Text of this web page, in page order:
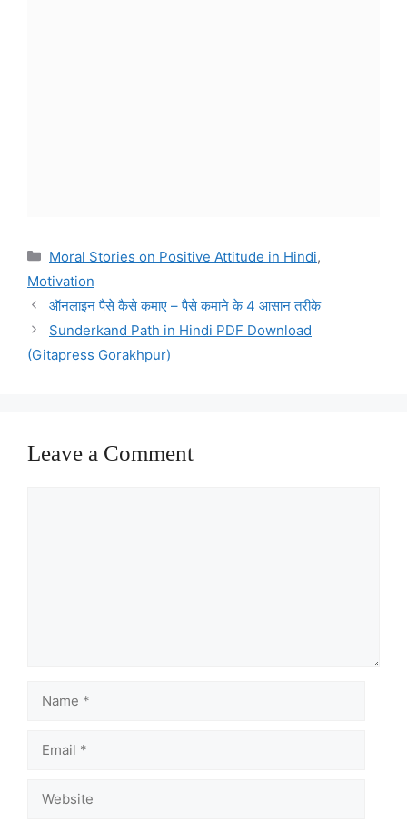
Categories
Moral Stories on Positive Attitude in Hindi,
Motivation
ऑनलाइन पैसे कैसे कमाए – पैसे कमाने के 4 आसान तरीके
Sunderkand Path in Hindi PDF Download
(Gitapress Gorakhpur)
Leave a Comment